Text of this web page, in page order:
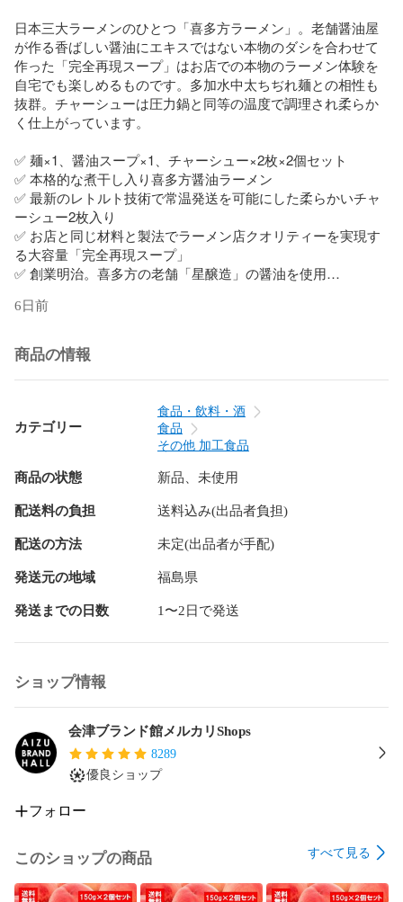
日本三大ラーメンのひとつ「喜多方ラーメン」。老舗醤油屋
が作る香ばしい醤油にエキスではない本物のダシを合わせて
作った「完全再現スープ」はお店での本物のラーメン体験を
自宅でも楽しめるものです。多加水中太ちぢれ麺との相性も
抜群。チャーシューは圧力鍋と同等の温度で調理され柔らか
く仕上がっています。
✅ 麺×1、醤油スープ×1、チャーシュー×2枚×2個セット
✅ 本格的な煮干し入り喜多方醤油ラーメン
✅ 最新のレトルト技術で常温発送を可能にした柔らかいチャ
ーシュー2枚入り
✅ お店と同じ材料と製法でラーメン店クオリティーを実現す
る大容量「完全再現スープ」
✅ 創業明治。喜多方の老舗「星醸造」の醤油を使用
✅ 賞味期限：製造より60日（賞味期限一ヶ月以上のものをお
✅ 保存方法：常温保存
6日前
商品の情報
カテゴリー
食品・飲料・酒
食品
その他 加工食品
商品の状態 新品、未使用
配送料の負担 送料込み(出品者負担)
配送の方法 未定(出品者が手配)
発送元の地域 福島県
発送までの日数 1〜2日で発送
ショップ情報
会津ブランド館メルカリShops
8289
優良ショップ
フォロー
このショップの商品 すべて見る